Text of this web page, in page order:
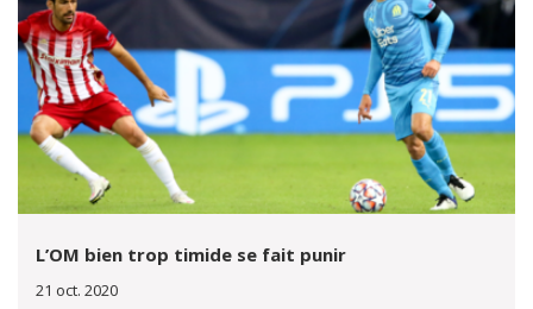
L’OM bien trop timide se fait punir
21 oct. 2020